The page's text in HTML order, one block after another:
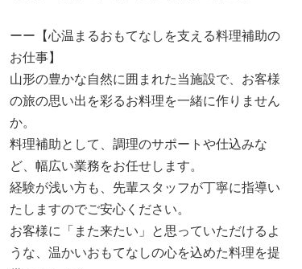
ーー【心温まるおもてなしを支える料理補助の
お仕事】
山形の豊かな自然に囲まれた当施設で、お客様
の旅の思い出を彩るお料理を一緒に作りません
か。
料理補助として、調理のサポートや仕込みな
ど、幅広い業務をお任せします。
経験が浅い方も、先輩スタッフが丁寧に指導い
たしますのでご安心ください。
お客様に「また来たい」と思っていただけるよ
うな、温かいおもてなしの心を込めた料理を提